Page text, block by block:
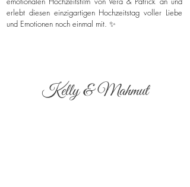
erlebt diesen einzigartigen Hochzeitstag voller Liebe
und Emotionen noch einmal mit. ✨
Kelly & Mahmut